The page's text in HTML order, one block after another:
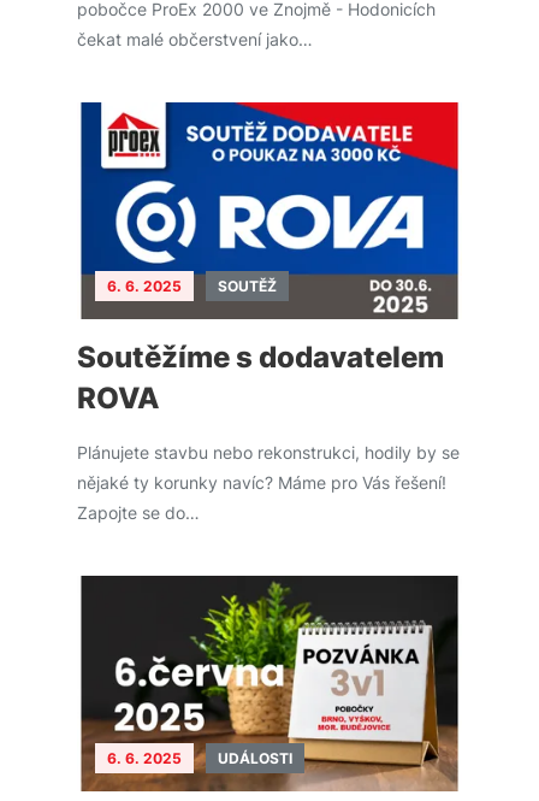
pobočce ProEx 2000 ve Znojmě - Hodonicích
čekat malé občerstvení jako…
6. 6. 2025 SOUTĚŽ
Soutěžíme s dodavatelem
ROVA
Plánujete stavbu nebo rekonstrukci, hodily by se
nějaké ty korunky navíc? Máme pro Vás řešení!
Zapojte se do…
6. 6. 2025 UDÁLOSTI